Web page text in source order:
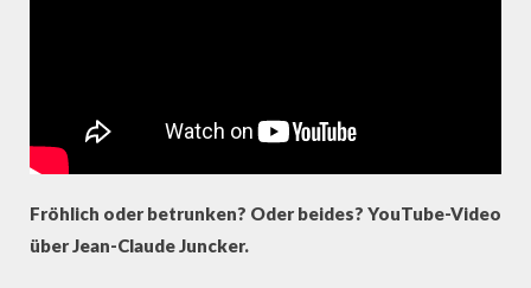
Fröhlich oder betrunken? Oder beides? YouTube-Video
über Jean-Claude Juncker.